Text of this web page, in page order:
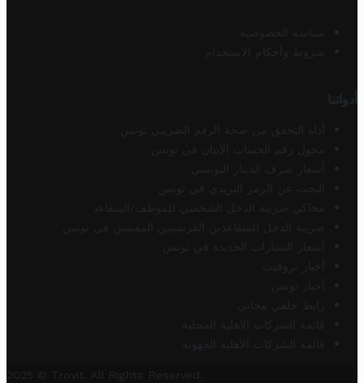
سياسة الخصوصية
شروط وأحكام الاستخدام
أدواتنا
أداة التحقق من صحة الرقم الضريبي تونس
محول رقم الحساب الآيبان في تونس
أسعار صرف الدينار التونسي
البحث عن الرمز البريدي في تونس
محاكي ضريبة الدخل الشخصي للموظف/المتقاعد
ضريبة الدخل للمتقاعدين الفرنسيين المقيمين في تونس
أسعار السيارات الجديدة في تونس
أخبار تروفيت
أخبار تونس
رابط خلفي مجاني
قائمة الشركات الأهلية المحلية
قائمة الشركات الأهلية الجهوية
2025 © Trovit. All Rights Reserved.